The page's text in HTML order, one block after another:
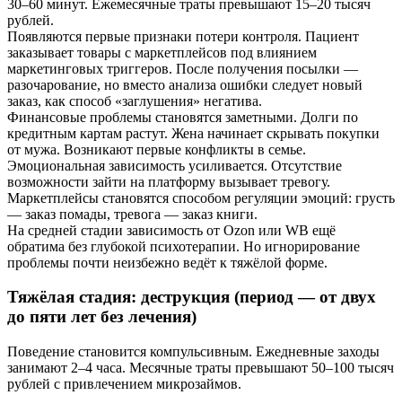
30–60 минут. Ежемесячные траты превышают 15–20 тысяч
рублей.
Появляются первые признаки потери контроля. Пациент
заказывает товары с маркетплейсов под влиянием
маркетинговых триггеров. После получения посылки —
разочарование, но вместо анализа ошибки следует новый
заказ, как способ «заглушения» негатива.
Финансовые проблемы становятся заметными. Долги по
кредитным картам растут. Жена начинает скрывать покупки
от мужа. Возникают первые конфликты в семье.
Эмоциональная зависимость усиливается. Отсутствие
возможности зайти на платформу вызывает тревогу.
Маркетплейсы становятся способом регуляции эмоций: грусть
— заказ помады, тревога — заказ книги.
На средней стадии зависимость от Ozon или WB ещё
обратима без глубокой психотерапии. Но игнорирование
проблемы почти неизбежно ведёт к тяжёлой форме.
Тяжёлая стадия: деструкция (период — от двух
до пяти лет без лечения)
Поведение становится компульсивным. Ежедневные заходы
занимают 2–4 часа. Месячные траты превышают 50–100 тысяч
рублей с привлечением микрозаймов.